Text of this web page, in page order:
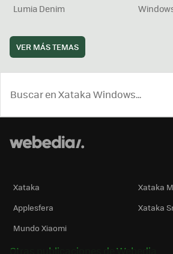
Lumia Denim
VER MÁS TEMAS
Xataka
Xataka
Applesfera
Xataka
Mundo Xiaomi
Otras publicaciones de Webedia